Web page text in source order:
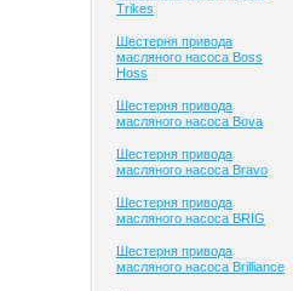
Trikes
Шестерня привода
масляного насоса Boss
Hoss
Шестерня привода
масляного насоса Bova
Шестерня привода
масляного насоса Bravo
Шестерня привода
масляного насоса BRIG
Шестерня привода
масляного насоса Brilliance